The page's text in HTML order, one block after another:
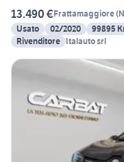
13.490 €Frattamaggiore(
Usato
02/2020 99895
Rivenditore Italauto srl